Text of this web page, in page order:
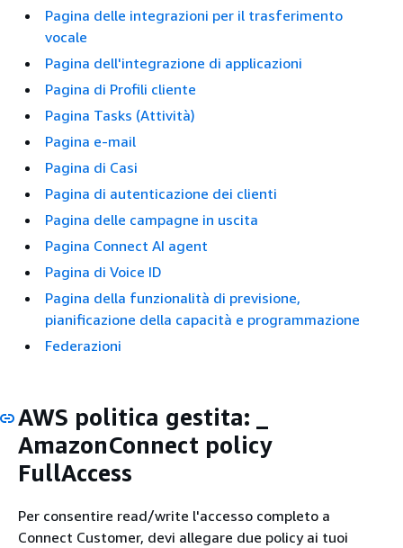
Pagina delle integrazioni per il trasferimento
vocale
Pagina dell'integrazione di applicazioni
Pagina di Profili cliente
Pagina Tasks (Attività)
Pagina e-mail
Pagina di Casi
Pagina di autenticazione dei clienti
Pagina delle campagne in uscita
Pagina Connect AI agent
Pagina di Voice ID
Pagina della funzionalità di previsione,
pianificazione della capacità e programmazione
Federazioni
AWS politica gestita: _
AmazonConnect policy
FullAccess
Per consentire read/write l'accesso completo a
Connect Customer, devi allegare due policy ai tuoi